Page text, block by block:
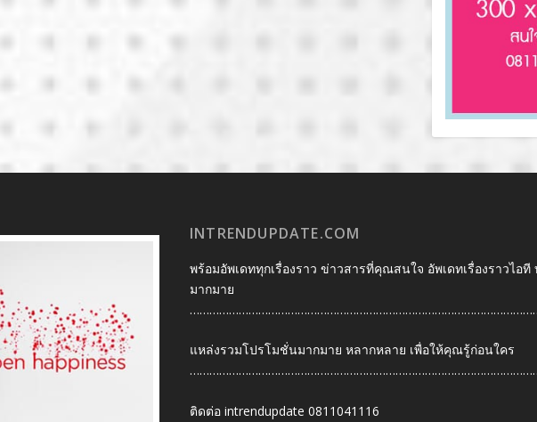
INTRENDUPDATE.COM
พร้อมอัพเดททุกเรื่องราว ข่าวสารที่คุณสนใจ อัพเดทเรื่องราวไอ
มากมาย
แหล่งรวมโปรโมชั่นมากมาย หลากหลาย เพื่อให้คุณรู้ก่อนใคร
ติดต่อ intrendupdate 0811041116